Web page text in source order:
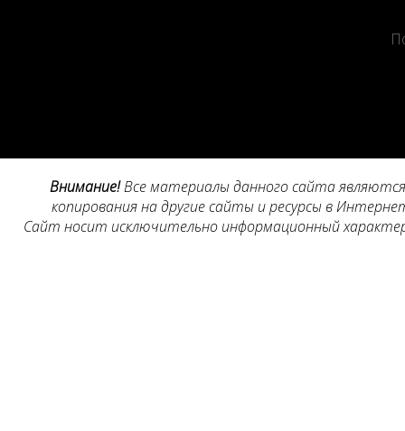
Внимание!Все материалы данного сайта
копирования на другие сайты и ресурсы в
Сайт носит исключительно информационный